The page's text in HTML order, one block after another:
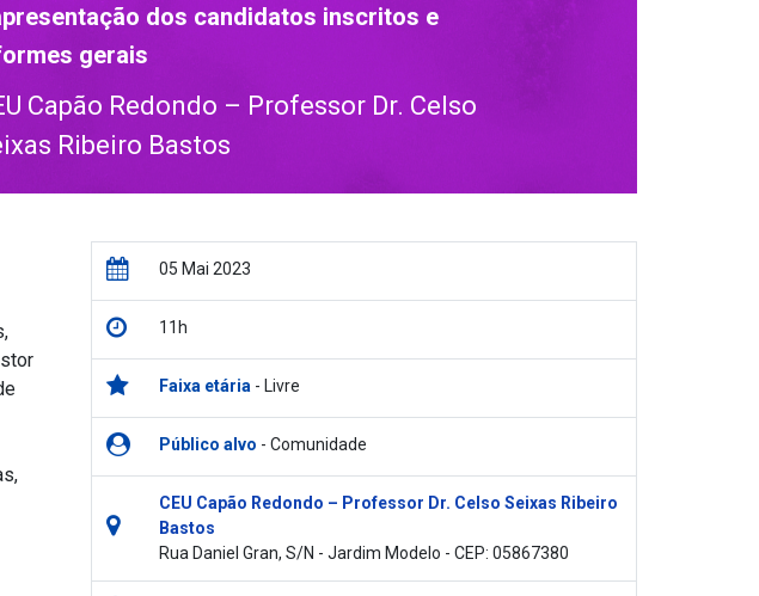
dos candidatos inscritos e
gerais
Capão Redondo – Professor Dr. Celso
Ribeiro Bastos
05 Mai 2023
11h
Faixa etária- Livre
Público alvo - Comunidade
CEU Capão Redondo – Professor Dr. Celso Seixas Ribeiro
Bastos
Rua Daniel Gran, S/N - Jardim Modelo - CEP: 05867380